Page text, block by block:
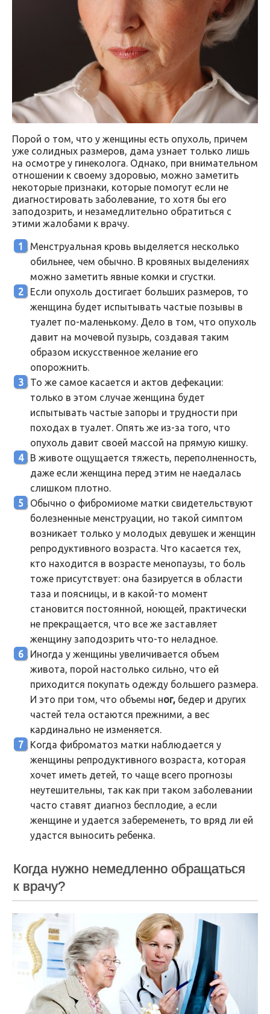
Порой о том, что у женщины есть опухоль, причем
уже солидных размеров, дама узнает только лишь
на осмотре у гинеколога. Однако, при внимательном
отношении к своему здоровью, можно заметить
некоторые признаки, которые помогут если не
диагностировать заболевание, то хотя бы его
заподозрить, и незамедлительно обратиться с
этими жалобами к врачу.
Менструальная кровь выделяется несколько
обильнее, чем обычно. В кровяных выделениях
можно заметить явные комки и сгустки.
Если опухоль достигает больших размеров, то
женщина будет испытывать частые позывы в
туалет по-маленькому. Дело в том, что опухоль
давит на мочевой пузырь, создавая таким
образом искусственное желание его
опорожнить.
То же самое касается и актов дефекации:
только в этом случае женщина будет
испытывать частые запоры и трудности при
походах в туалет. Опять же из-за того, что
опухоль давит своей массой на прямую кишку.
В животе ощущается тяжесть, переполненность,
даже если женщина перед этим не наедалась
слишком плотно.
Обычно о фибромиоме матки свидетельствуют
болезненные менструации, но такой симптом
возникает только у молодых девушек и женщин
репродуктивного возраста. Что касается тех,
кто находится в возрасте менопаузы, то боль
тоже присутствует: она базируется в области
таза и поясницы, и в какой-то момент
становится постоянной, ноющей, практически
не прекращается, что все же заставляет
женщину заподозрить что-то неладное.
Иногда у женщины увеличивается объем
живота, порой настолько сильно, что ей
приходится покупать одежду большего размера.
И это при том, что объемы ног, бедер и других
частей тела остаются прежними, а вес
кардинально не изменяется.
Когда фиброматоз матки наблюдается у
женщины репродуктивного возраста, которая
хочет иметь детей, то чаще всего прогнозы
неутешительны, так как при таком заболевании
часто ставят диагноз бесплодие, а если
женщине и удается забеременеть, то вряд ли ей
удастся выносить ребенка.
Когда нужно немедленно обращаться
к врачу?